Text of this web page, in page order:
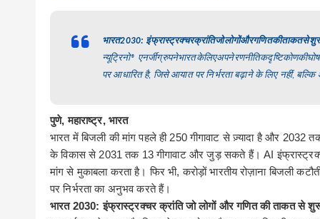
e
b
k
it
te
r
ai
l
at
s
A
k
e
dI
ar
e
भारत2030: इंफ्रास्ट्रक्चरक्रांतिजोलोगोंऔरगणितकीताकतसे
न्यूट्रिनो® एनर्जीग्रुपनेभारतकेलिएअपनेरणनीतिकदृष्टिकोणकी
पर आधारित है, जिसे आयात पर निर्भरता बढ़ाने के लिए नहीं, बल्कि
पुणे,महाराष्ट्र, भारत
भारतमें बिजली की मांग पहले ही 250गीगावाट से ज़्यादा है और 2032
के विकास से 2031तक 13गीगावाट और जुड़ सकते हैं। AI
मांग से मुकाबला करता है। फिर भी,करोड़ों भारतीय रोज़ाना बिजली
पर निर्भरता का अनुभव करते हैं।
भारत 2030:इंफ्रास्ट्रक्चर क्रांति जो लोगों और गणित की ताकत से